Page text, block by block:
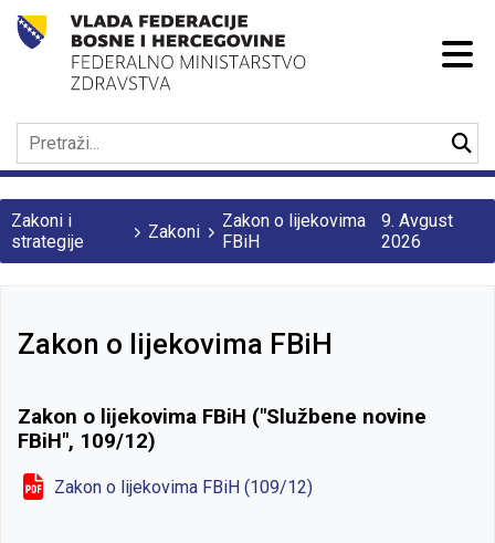
Zakoni i
strategije
Zakoni
Zakon o lijekovima
FBiH
9. Avgust
2026
Zakon o lijekovima FBiH
Zakon o lijekovima FBiH ("Službene novine
FBiH", 109/12)
Zakon o lijekovima FBiH (109/12)